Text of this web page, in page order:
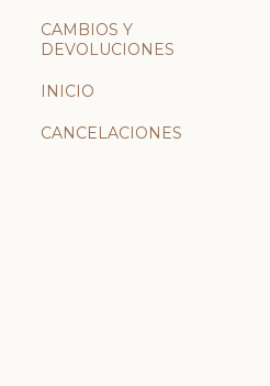
CAMBIOS Y
DEVOLUCIONES
INICIO
CANCELACIONES